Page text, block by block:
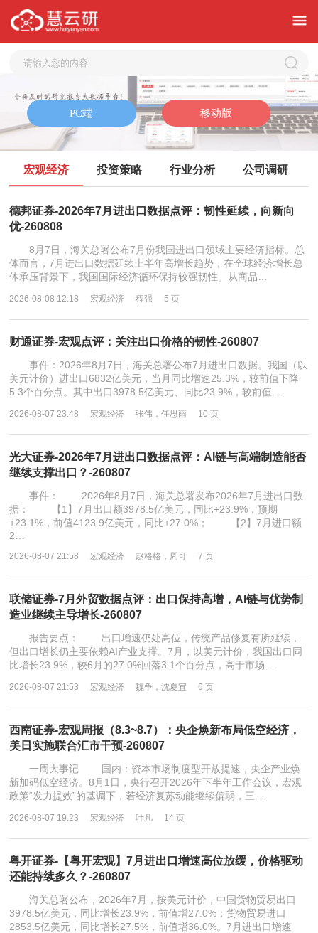
宏观经济 投资策略 行业分析 公司调研
德邦证券-2026年7月进出口数据点评：韧性延续，向新向
优-260808
8月7日，海关总署公布7月份我国进出口领域主要经济指标。总
体而言，7月进出口数据延续上半年高增长趋势，在全球经济增长总
体承压背景下，我国国际经济循环保持较强韧性。从商品…
2026-08-08 12:18 宏观经济 程强 5 页
财通证券-宏观点评：关注出口价格的韧性-260807
事件：2026年8月7日，海关总署公布7月进出口数据。我国（以
美元计价）进出口6832亿美元，当月同比增速25.3%，较前值下降
5.3个百分点。其中出口3978.5亿美元、同比23.9%，较前值…
2026-08-07 23:48 宏观经济 张伟，任思雨 10 页
光大证券-2026年7月进出口数据点评：AI链与高端制造能否
继续支撑出口？-260807
事件： 2026年8月7日，海关总署发布2026年7月进出口数
据： 【1】7月出口额3978.5亿美元，同比+23.9%，预期
+23.1%，前值4123.9亿美元，同比+27.0%； 【2】7月进口额
2…
2026-08-07 21:58 宏观经济 赵格格，周可 7 页
联储证券-7月外贸数据点评：出口保持高增，AI链与优势制
造业继续主导增长-260807
报告要点： 出口增速仍处高位，传统产品修复有所延续，
但出口增长仍主要依赖AI产业支撑。7月，以美元计价，我国出口同
比增长23.9%，较6月的27.0%回落3.1个百分点，高于市场…
2026-08-07 21:53 宏观经济 魏争，沈夏宜 6 页
西南证券-宏观周报（8.3~8.7）：央企焕新布局低空经济，
美日实施联合汇市干预-260807
一周大事记 国内：资本市场制度型开放提速，央企产业焕
新加码低空经济。8月1日，央行召开2026年下半年工作会议，宏观
政策“发力提效”的基调下，若经济复苏动能继续偏弱，三…
2026-08-07 19:23 宏观经济 叶凡 14 页
粤开证券-【粤开宏观】7月进出口增速高位放缓，价格驱动
还能持续多久？-260807
海关总署公布，2026年7月，按美元计价，中国货物贸易出口
3978.5亿美元，同比增长23.9%，前值增27.0%；货物贸易进口
2853.5亿美元，同比增长27.5%，前值增36.0%。7月进出口增速